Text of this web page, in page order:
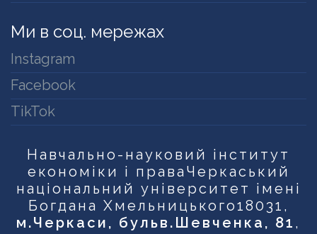
Ми в соц. мережах
Instagram
Facebook
TikTok
Навчально-науковий інститут
економіки і права Черкаський
національний університет імені
Богдана Хмельницького18031,
м.Черкаси, бульв.Шевченка, 81 ,